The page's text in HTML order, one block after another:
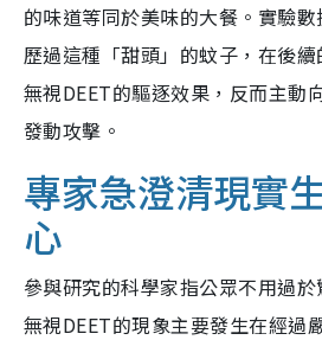
的味道等同於美味的大餐。實驗
歷過這種「甜頭」的蚊子，在後
無視DEET的驅逐效果，反而主動
發動攻擊。
專家急澄清現實
心
參與研究的科學家指公眾不用過
無視DEET的現象主要發生在經過